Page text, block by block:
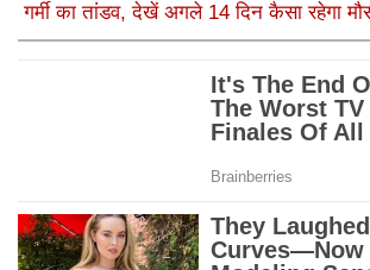
गर्मी का तांडव, देखें अगले 14 दिन कैसा रहेगा